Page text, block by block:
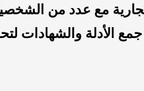
مع عدد من
الأدلة والشهادات